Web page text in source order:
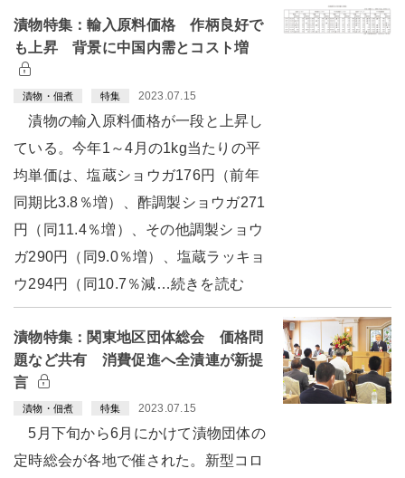
漬物特集：輸入原料価格 作柄良好で
も上昇 背景に中国内需とコスト増
漬物・佃煮 特集 2023.07.15
漬物の輸入原料価格が一段と上昇し
ている。今年1～4月の1kg当たりの平
均単価は、塩蔵ショウガ176円（前年
同期比3.8％増）、酢調製ショウガ271
円（同11.4％増）、その他調製ショウ
ガ290円（同9.0％増）、塩蔵ラッキョ
ウ294円（同10.7％減…続きを読む
漬物特集：関東地区団体総会 価格問
題など共有 消費促進へ全漬連が新提
言
漬物・佃煮 特集 2023.07.15
5月下旬から6月にかけて漬物団体の
定時総会が各地で催された。新型コロ